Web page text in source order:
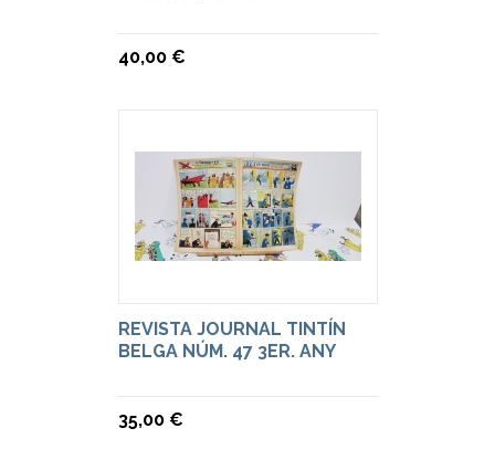
40,00 €
REVISTA JOURNAL TINTÍN
BELGA NÚM. 47 3ER. ANY
35,00 €